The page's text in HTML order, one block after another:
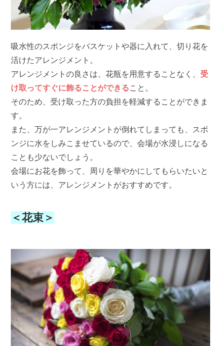
吸水性のスポンジをバスケットや器に入れて、切り花を
活けたアレンジメント。
アレンジメントの良さは、花瓶を用意することなく、 受
け取ってすぐに飾ることができること。
そのため、受け取った方の負担を軽減することができま
す。
また、万が一アレンジメントが倒れてしまっても、スポ
ンジに水をしみこませているので、会場が水浸しになる
ことも少ないでしょう。
会場にお花を飾って、周りを華やかにしてもらいたいと
いう方には、アレンジメントがおすすめです。
＜花束＞